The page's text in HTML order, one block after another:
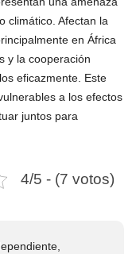
climático. Afectan la
en África
y la cooperación
eficazmente. Este
a los efectos
juntos para
4/5 - (7 votos)